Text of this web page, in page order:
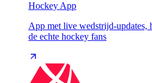
Hockey App
App met live wedstrijd-updates,
de echte hockey fans